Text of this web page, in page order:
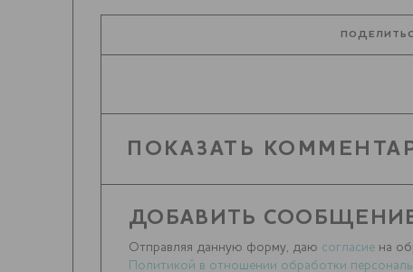
ПОКАЗАТЬ
ДОБАВИТЬ
Отправляя данную форму, даю согласие на
Политикой в отношении обработки